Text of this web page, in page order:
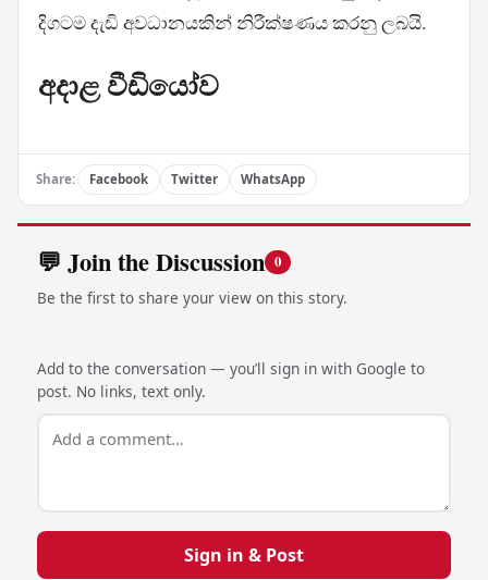
දිගටම දැඩි අවධානයකින් නිරීක්ෂණය කරනු ලබයි.
අදාළ වීඩියෝව
Share: Facebook Twitter WhatsApp
💬 Join the Discussion 0
Be the first to share your view on this story.
Add to the conversation — you’ll sign in with Google to
post. No links, text only.
Sign in & Post